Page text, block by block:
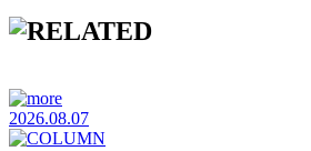
2026.08.07